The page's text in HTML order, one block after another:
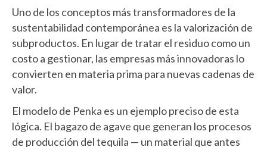
Uno de los conceptos más transformadores de la
sustentabilidad contemporánea es la valorización de
subproductos. En lugar de tratar el residuo como un
costo a gestionar, las empresas más innovadoras lo
convierten en materia prima para nuevas cadenas de
valor.
El modelo de Penka es un ejemplo preciso de esta
lógica. El bagazo de agave que generan los procesos
de producción del tequila — un material que antes